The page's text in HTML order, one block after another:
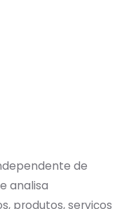
de
analisa
produtos, serviços